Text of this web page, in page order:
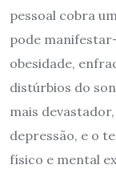
pessoal cobra
pode
obesidade,
distúrbios do
mais
depressão, e o
físico e mental